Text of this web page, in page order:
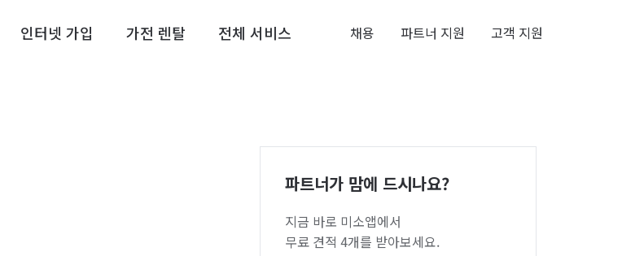
인터넷 가입 가전 렌탈 전체 서비스 채용 파트너 지원 고객 지원
파트너가 맘에 드시나요?
지금 바로 미소앱에서
무료 견적 4개를 받아보세요.